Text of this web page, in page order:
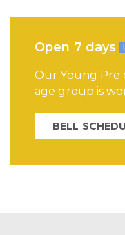
Open 7 days
Our Young Pre
age group is
BELL